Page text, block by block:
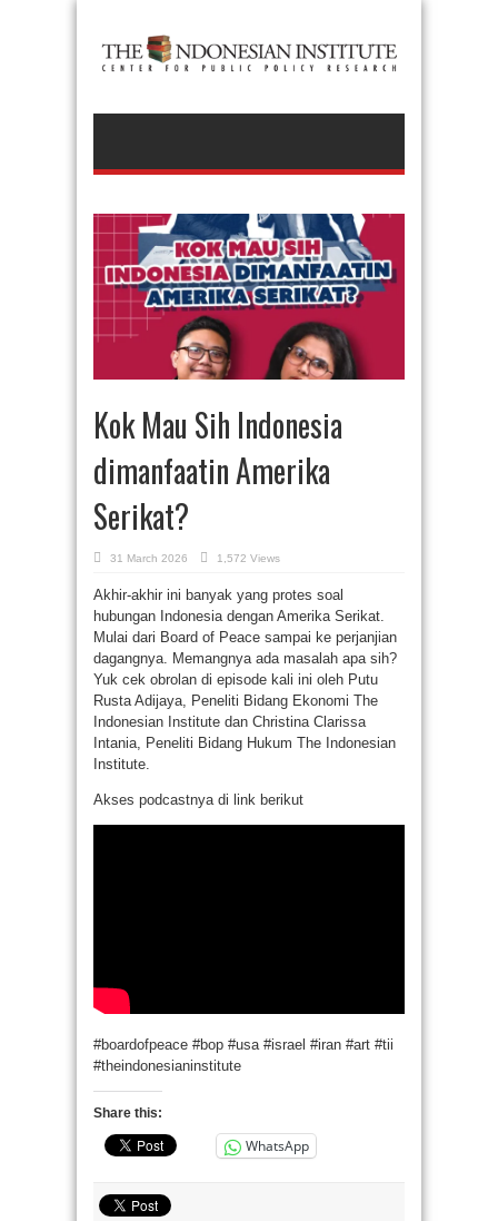
Kok Mau Sih Indonesia
dimanfaatin Amerika
Serikat?
31 March 2026 1,572 Views
Akhir-akhir ini banyak yang protes soal
hubungan Indonesia dengan Amerika Serikat.
Mulai dari Board of Peace sampai ke perjanjian
dagangnya. Memangnya ada masalah apa sih?
Yuk cek obrolan di episode kali ini oleh Putu
Rusta Adijaya, Peneliti Bidang Ekonomi The
Indonesian Institute dan Christina Clarissa
Intania, Peneliti Bidang Hukum The Indonesian
Institute.
Akses podcastnya di link berikut
#boardofpeace​ #bop​ #usa​ #israel​ #iran​ #art​ #tii​
#theindonesianinstitute​
Share this:
WhatsApp